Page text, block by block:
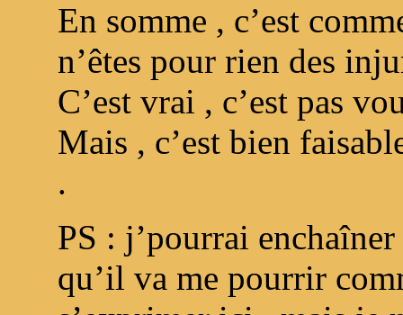
En somme , c’est
n’êtes pour rien des
C’est vrai , c’est pas
Mais , c’est bien
.
PS : j’pourrai
qu’il va me pourrir